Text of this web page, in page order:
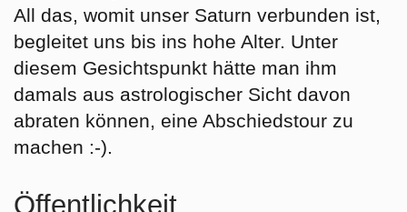
All das, womit unser Saturn verbunden ist,
begleitet uns bis ins hohe Alter. Unter
diesem Gesichtspunkt hätte man ihm
damals aus astrologischer Sicht davon
abraten können, eine Abschiedstour zu
machen :-).
Öffentlichkeit